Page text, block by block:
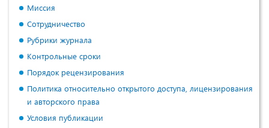
Миссия
Сотрудничество
Рубрики журнала
Контрольные сроки
Порядок рецензирования
Политика относительно открытого доступа, лицензирования
и авторского права
Условия публикации